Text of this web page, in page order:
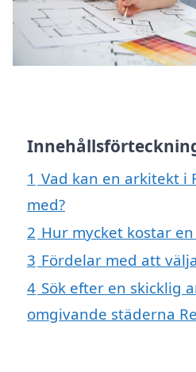
1 Vad kan en arkitekt i
med?
2 Hur mycket kostar
3 Fördelar med att
4 Sök efter en skicklig
omgivande städerna